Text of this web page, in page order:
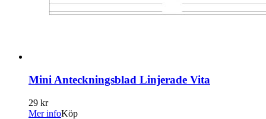
Mini Anteckningsblad Linjerade Vita
29 kr
Mer infoKöp